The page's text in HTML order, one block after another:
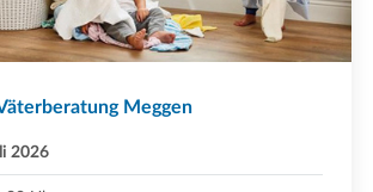
Meggen
2026